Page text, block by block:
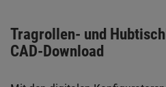
Tragrollen- und
CAD-Download